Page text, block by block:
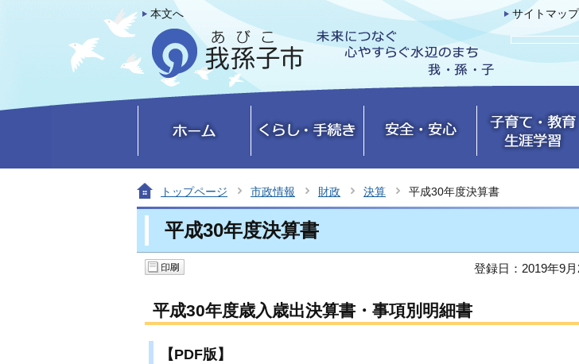
本文へ サイトマップ
トップページ 市政情報 財政 決算 平成30年度決算書
平成30年度決算書
登録日：2019年9月
平成30年度歳入歳出決算書・事項別明細書
【PDF版】